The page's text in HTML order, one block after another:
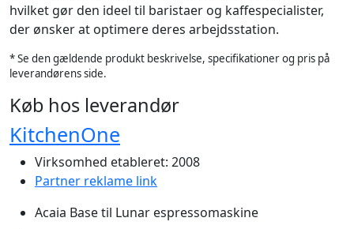
hvilket gør den ideel til baristaer og kaffespecialister,
der ønsker at optimere deres arbejdsstation.
* Se den gældende produkt beskrivelse, specifikationer og pris på
leverandørens side.
Køb hos leverandør
KitchenOne
Virksomhed etableret: 2008
Partner reklame link
Acaia Base til Lunar espressomaskine